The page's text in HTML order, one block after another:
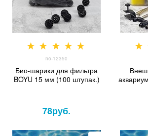
no-12350
Био-шарики для фильтра
BOYU 15 мм (100 штупак.)
78руб.